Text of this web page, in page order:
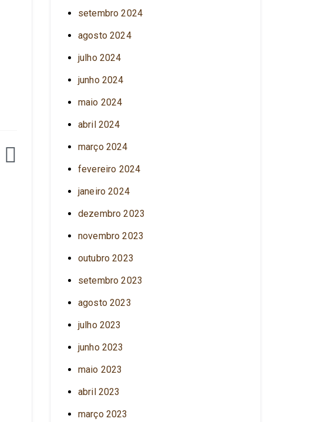
setembro 2024
agosto 2024
julho 2024
junho 2024
maio 2024
abril 2024
março 2024
fevereiro 2024
janeiro 2024
dezembro 2023
novembro 2023
outubro 2023
setembro 2023
agosto 2023
julho 2023
junho 2023
maio 2023
abril 2023
março 2023